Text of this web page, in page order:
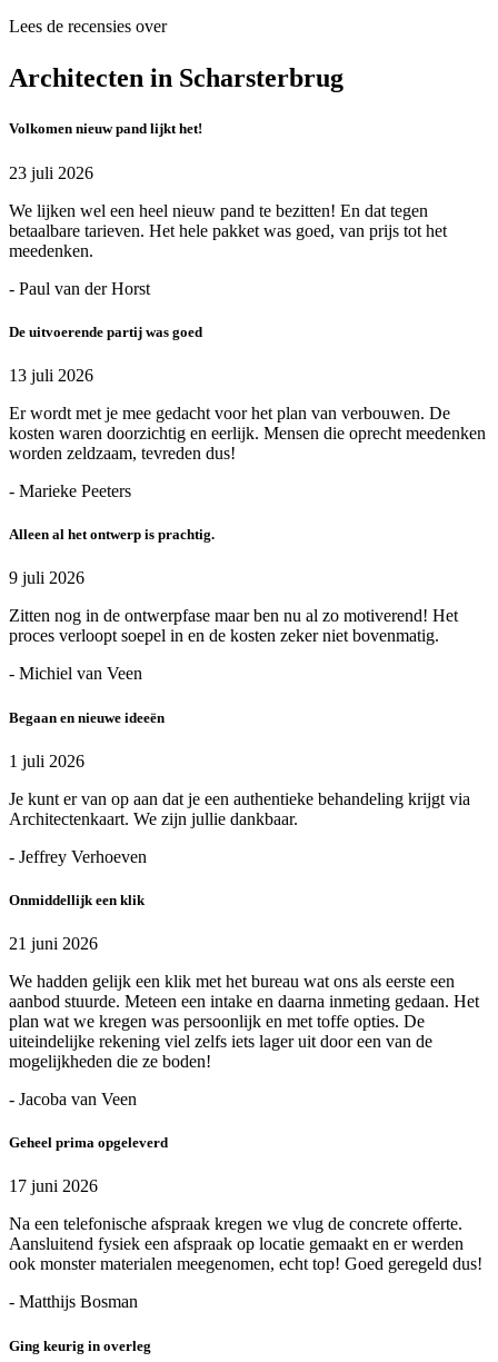
Lees de recensies over
Architecten in Scharsterbrug
Volkomen nieuw pand lijkt het!
23 juli 2026
We lijken wel een heel nieuw pand te bezitten! En dat tegen
betaalbare tarieven. Het hele pakket was goed, van prijs tot het
meedenken.
- Paul van der Horst
De uitvoerende partij was goed
13 juli 2026
Er wordt met je mee gedacht voor het plan van verbouwen. De
kosten waren doorzichtig en eerlijk. Mensen die oprecht meedenken
worden zeldzaam, tevreden dus!
- Marieke Peeters
Alleen al het ontwerp is prachtig.
9 juli 2026
Zitten nog in de ontwerpfase maar ben nu al zo motiverend! Het
proces verloopt soepel in en de kosten zeker niet bovenmatig.
- Michiel van Veen
Begaan en nieuwe ideeën
1 juli 2026
Je kunt er van op aan dat je een authentieke behandeling krijgt via
Architectenkaart. We zijn jullie dankbaar.
- Jeffrey Verhoeven
Onmiddellijk een klik
21 juni 2026
We hadden gelijk een klik met het bureau wat ons als eerste een
aanbod stuurde. Meteen een intake en daarna inmeting gedaan. Het
plan wat we kregen was persoonlijk en met toffe opties. De
uiteindelijke rekening viel zelfs iets lager uit door een van de
mogelijkheden die ze boden!
- Jacoba van Veen
Geheel prima opgeleverd
17 juni 2026
Na een telefonische afspraak kregen we vlug de concrete offerte.
Aansluitend fysiek een afspraak op locatie gemaakt en er werden
ook monster materialen meegenomen, echt top! Goed geregeld dus!
- Matthijs Bosman
Ging keurig in overleg